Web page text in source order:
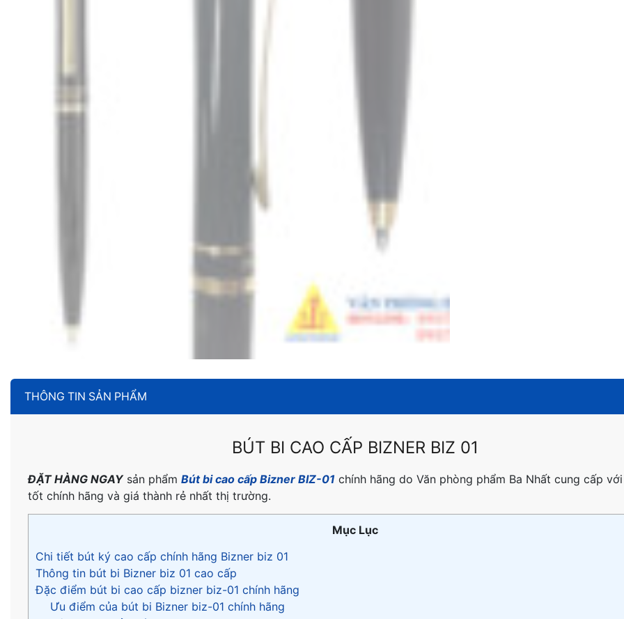
THÔNG TIN SẢN PHẨM
BÚT BI CAO CẤP BIZNER BIZ 01
ĐẶT HÀNG NGAYsản phẩm Bút bi cao cấp Bizner BIZ-01 chính hãng do Văn phòng phẩm Ba Nhất cung cấp
tốt chính hãng và giá thành rẻ nhất thị trường.
Mục Lục
Chi tiết bút ký cao cấp chính hãng Bizner biz 01
Thông tin bút bi Bizner biz 01 cao cấp
Đặc điểm bút bi cao cấp bizner biz-01 chính hãng
Ưu điểm của bút bi Bizner biz-01 chính hãng